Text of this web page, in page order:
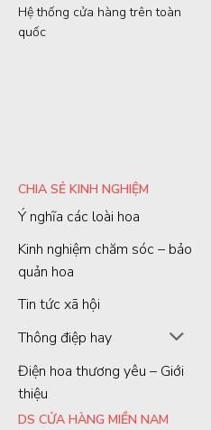
Hệ thống cửa hàng trên toàn
quốc
CHIA SẺ KINH NGHIỆM
Ý nghĩa các loài hoa
Kinh nghiệm chăm sóc – bảo
quản hoa
Tin tức xã hội
Thông điệp hay
Điện hoa thương yêu – Giới
thiệu
DS CỬA HÀNG MIỀN NAM